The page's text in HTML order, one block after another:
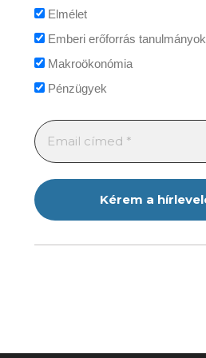
Elmélet
Emberi erőforrás tanulmányok
Makroökonómia
Pénzügyek